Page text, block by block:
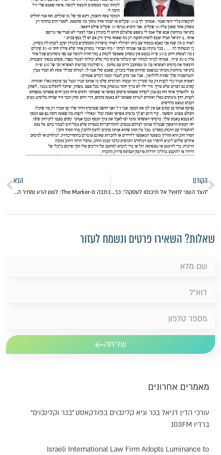
מאמרים אחרונים
עורכי הדין דניאל בכר וגיא קלינבוים בפודקאסט "בכר וקלינבוים"
ברדיו 103FM
Israeli International Law Firm Adopts Luminance to
הקודם
״הצד השני לחוץ? אל תיכנסו לעסקה״: כך תשקיעו בנדל״ן בחו״ל – מבלי להיעקץ
הבא
כתבה מ-The Marker: לשון הרע ומחיר ההכפשה
שאלות? השאירו פרטים ונשמח לעזור
שליחה